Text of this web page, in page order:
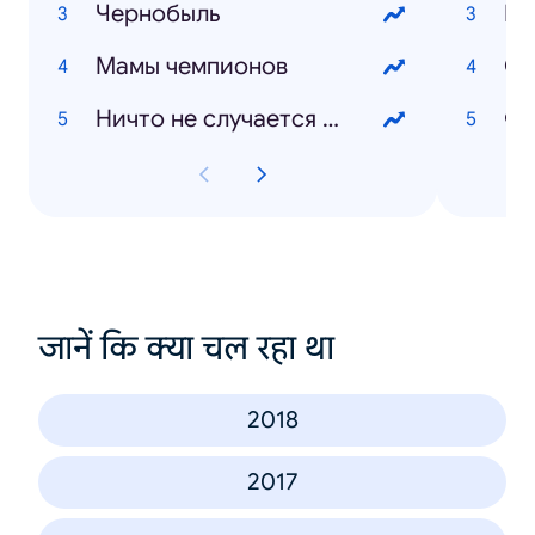
Чернобыль
Мамы чемпионов
Ничто не случается дважды
जानें कि क्या चल रहा था
2018
2017